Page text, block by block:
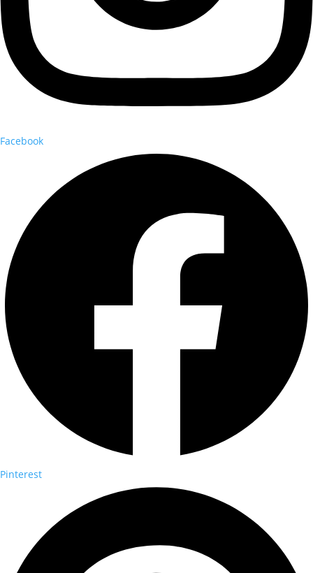
Facebook
Pinterest